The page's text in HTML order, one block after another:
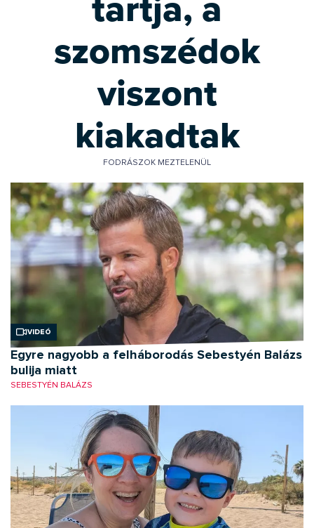
szomszédok
viszont
kiakadtak
FODRÁSZOK MEZTELENÜL
Videó
Egyre nagyobb a felháborodás Sebestyén Balázs
bulija miatt
SEBESTYÉN BALÁZS